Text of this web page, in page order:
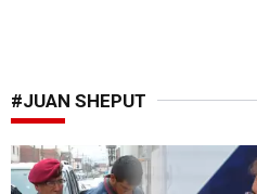
#JUAN SHEPUT
Prioridades del Ejecutivo